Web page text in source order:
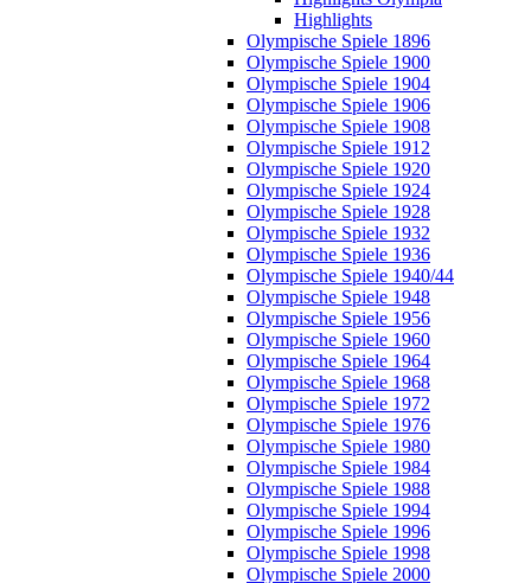
Highlights
Olympische Spiele 1896
Olympische Spiele 1900
Olympische Spiele 1904
Olympische Spiele 1906
Olympische Spiele 1908
Olympische Spiele 1912
Olympische Spiele 1920
Olympische Spiele 1924
Olympische Spiele 1928
Olympische Spiele 1932
Olympische Spiele 1936
Olympische Spiele 1940/44
Olympische Spiele 1948
Olympische Spiele 1956
Olympische Spiele 1960
Olympische Spiele 1964
Olympische Spiele 1968
Olympische Spiele 1972
Olympische Spiele 1976
Olympische Spiele 1980
Olympische Spiele 1984
Olympische Spiele 1988
Olympische Spiele 1994
Olympische Spiele 1996
Olympische Spiele 1998
Olympische Spiele 2000